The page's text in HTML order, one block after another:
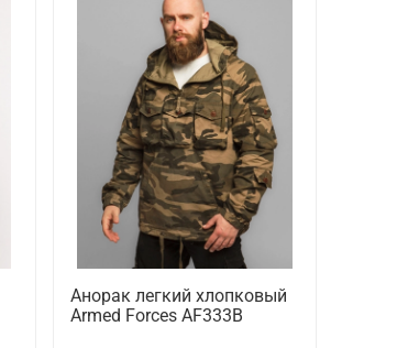
Анорак легкий хлопковый
Armed Forces AF333B